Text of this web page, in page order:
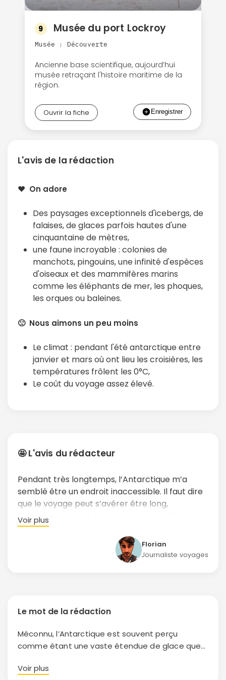
9 Musée du port Lockroy
Musée | Découverte
Ancienne base scientifique, aujourd’hui
musée retraçant l'histoire maritime de la
région.
Ouvrir la fiche
L'avis de la rédaction
❤️ On adore
Des paysages exceptionnels d'icebergs, de
falaises, de glaces parfois hautes d'une
cinquantaine de mètres,
une faune incroyable : colonies de
manchots, pingouins, une infinité d'espèces
d'oiseaux et des mammifères marins
comme les éléphants de mer, les phoques,
les orques ou baleines.
🙁 Nous aimons un peu moins
Le climat : pendant l'été antarctique entre
janvier et mars où ont lieu les croisières, les
températures frôlent les 0°C,
Le coût du voyage assez élevé.
🤩 L'avis du rédacteur
Pendant très longtemps, l’Antarctique m’a
semblé être un endroit inaccessible. Il faut dire
que le voyage peut s’avérer être long,
compliqué et parfois même un peu coûteux.
Toutefois, de nombreuses mesures ont été
mises en place afin de motiver les touristes les
plus aventureux à s’y rendre. À ce titre, j’ai moi-
même succombé aux sirènes de cette folle
faune et d’une flore toutes deux
un séjour qui restera à jamais gravé, les points
positifs étaient bien trop nombreux pour se dire
Voir plus
Florian
Journaliste voyages
Le mot de la rédaction
Méconnu, l’Antarctique est souvent perçu
comme étant une vaste étendue de glace que
chance de visiter. Aujourd’hui toutefois, les
Voir plus
Politique de
confidentialité.